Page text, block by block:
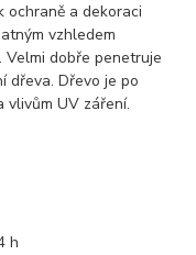
a dekoraci
vzhledem
Velmi dobře penetruje
dřeva. Dřevo je po
vlivům UV záření.
h